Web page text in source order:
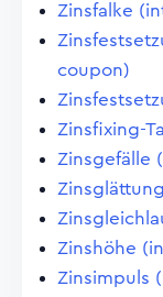
Zinsfalke
coupon)
Zinsfixing-
Zinsgefälle
Zinshöhe
Zinsimpuls